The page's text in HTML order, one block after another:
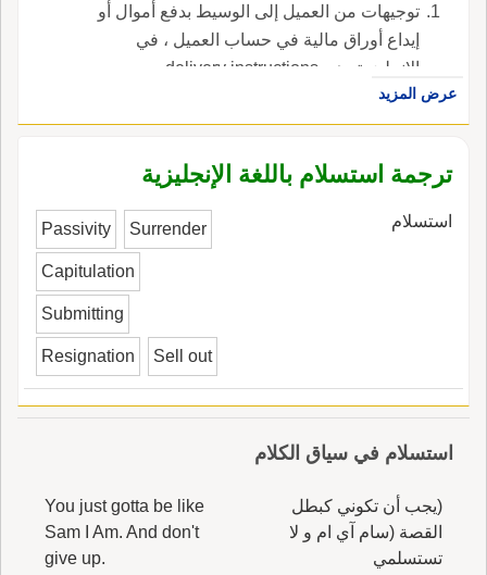
توجيهات من العميل إلى الوسيط بدفع أموال أو
إيداع أوراق مالية في حساب العميل ، في
الإنجليزية، هي delivery instructions.
عرض المزيد
ترجمة استسلام باللغة الإنجليزية
استسلام Passivity Surrender
Capitulation
Submitting
Resignation Sell out
استسلام في سياق الكلام
(يجب أن تكوني كبطل
القصة (سام آي ام و لا
تستسلمي
You just gotta be like
Sam I Am. And don't
give up.